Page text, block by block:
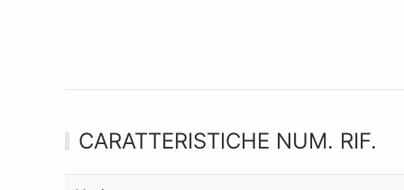
CARATTERISTICHE NUM. RIF.